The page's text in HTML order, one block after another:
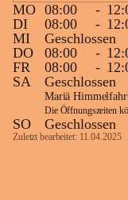
österreichweite
„Heckenleben“ des
Gehölzvermehrung. Die
machen deutlich, dass
möglichst durchgehendes
Nahrungsangebot
Heimische Hecken
Versorgungslücken
unterschiedliche
MO 08:00 -
DI
08:00 -
MI
Geschlossen
DO
08:00 -
FR
08:00 -
SA
Geschlossen
Mariä
Die Öffnungszeiten
SO Geschlossen
Zuletzt bearbeitet: 11.04.2025